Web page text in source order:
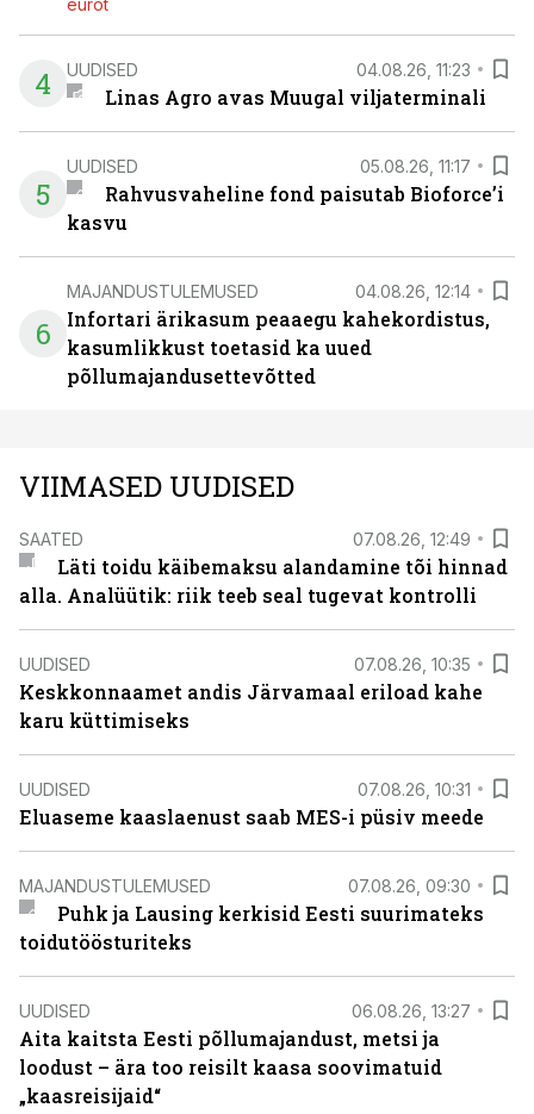
eurot
4 UUDISED 04.08.26, 11:23
Linas Agro avas Muugal viljaterminali
5
UUDISED 05.08.26, 11:17
Rahvusvaheline fond paisutab Bioforce’i
kasvu
6
MAJANDUSTULEMUSED 04.08.26, 12:14
Infortari ärikasum peaaegu kahekordistus,
kasumlikkust toetasid ka uued
põllumajandusettevõtted
VIIMASED UUDISED
SAATED 07.08.26, 12:49
Läti toidu käibemaksu alandamine tõi hinnad
alla. Analüütik: riik teeb seal tugevat kontrolli
UUDISED 07.08.26, 10:35
Keskkonnaamet andis Järvamaal eriload kahe
karu küttimiseks
UUDISED 07.08.26, 10:31
Eluaseme kaaslaenust saab MES-i püsiv meede
MAJANDUSTULEMUSED 07.08.26, 09:30
Puhk ja Lausing kerkisid Eesti suurimateks
toidutöösturiteks
UUDISED 06.08.26, 13:27
Aita kaitsta Eesti põllumajandust, metsi ja
loodust – ära too reisilt kaasa soovimatuid
„kaasreisijaid“